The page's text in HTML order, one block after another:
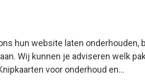
hun website laten
Wij kunnen je adviseren welk
voor onderhoud en...